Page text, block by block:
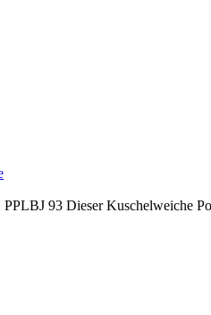
93 Dieser Kuschelweiche